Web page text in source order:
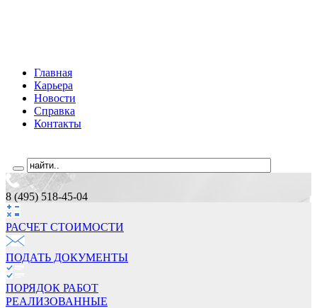
Главная
Карьера
Новости
Справка
Контакты
8 (495) 518-45-04
РАСЧЕТ СТОИМОCТИ
ПОДАТЬ ДОКУМЕНТЫ
ПОРЯДОК РАБОТ
РЕАЛИЗОВАННЫЕ